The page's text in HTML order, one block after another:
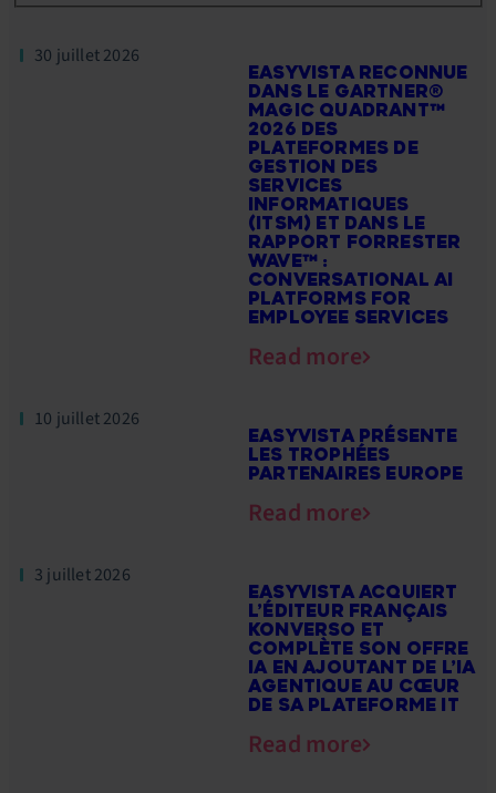
30 juillet 2026
EASYVISTA RECONNUE
DANS LE GARTNER®
MAGIC QUADRANT™
2026 DES
PLATEFORMES DE
GESTION DES
SERVICES
INFORMATIQUES
(ITSM) ET DANS LE
RAPPORT FORRESTER
WAVE™ :
CONVERSATIONAL AI
PLATFORMS FOR
EMPLOYEE SERVICES
Read more
10 juillet 2026
EASYVISTA PRÉSENTE
LES TROPHÉES
PARTENAIRES EUROPE
Read more
3 juillet 2026
EASYVISTA ACQUIERT
L’ÉDITEUR FRANÇAIS
KONVERSO ET
COMPLÈTE SON OFFRE
IA EN AJOUTANT DE L’IA
AGENTIQUE AU CŒUR
DE SA PLATEFORME IT
Read more